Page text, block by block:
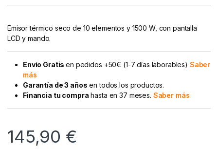
Emisor térmico seco de 10 elementos y 1500 W, con pantalla
LCD y mando.
Envío Gratisen pedidos +50€ (1-7 días laborables) Saber
más
Garantía de 3 años en todos los productos.
Financia tu compra hasta en 37 meses. Saber más
145,90 €